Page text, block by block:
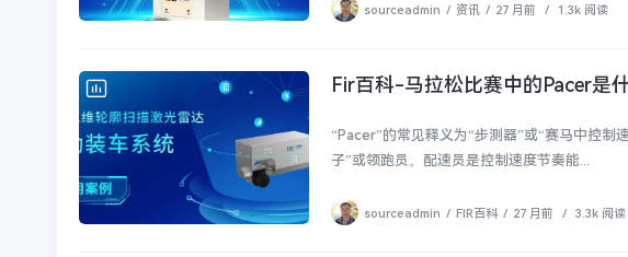
sourceadmin / 资讯 / 27 月前 / 1.3k 阅读
FIR百科
Fir百科-马拉松比赛中的Pacer是
“Pacer”的常见释义为“步测器”或“赛马中控制
子”或领跑员。配速员是控制速度节奏能...
sourceadmin / FIR百科 / 27 月前 / 3.3k 阅读